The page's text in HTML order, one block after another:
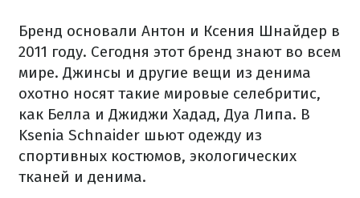
Бренд основали Антон и Ксения Шнайдер в
2011 году. Сегодня этот бренд знают во всем
мире. Джинсы и другие вещи из денима
охотно носят такие мировые селебритис,
как Белла и Джиджи Хадад, Дуа Липа. В
Ksenia Schnaider шьют одежду из
спортивных костюмов, экологических
тканей и денима.